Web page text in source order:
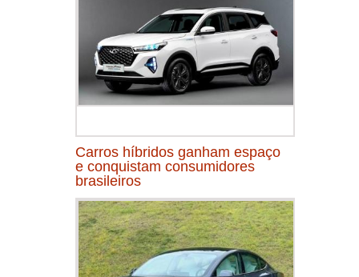
Carros híbridos ganham espaço
e conquistam consumidores
brasileiros